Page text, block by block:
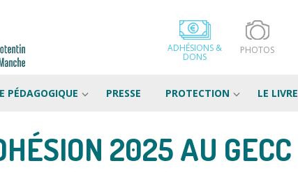
ADHÉSIONS &
DONS
PHOTOS
PÉDAGOGIQUE PRESSE PROTECTION LE LIVRE
2025 AU GECC